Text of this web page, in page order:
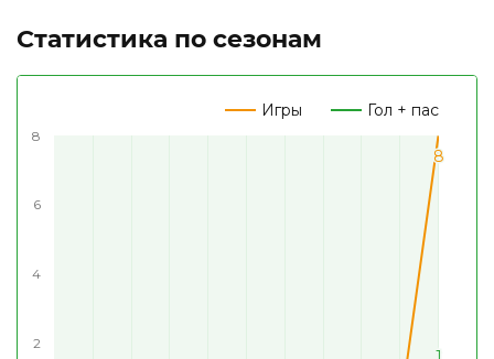
Статистика по сезонам
Игры Гол + пас
2
4
6
8
8
8